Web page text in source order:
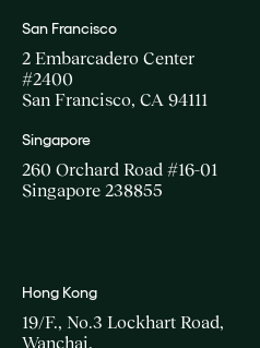
San Francisco
2 Embarcadero Center
#2400
San Francisco, CA 94111
Singapore
260 Orchard Road #16-01
Singapore 238855
Hong Kong
19/F., No.3 Lockhart Road,
Wanchai,